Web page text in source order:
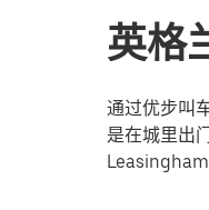
英格
通过优步叫
是在城里出
Leasingham